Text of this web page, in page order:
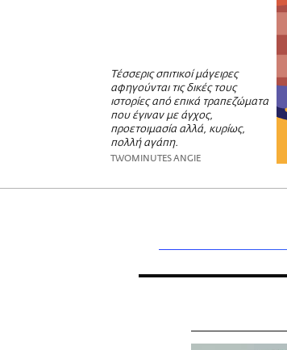
Τέσσερις σπιτικοί μάγειρες
αφηγούνται τις δικές τους
ιστορίες από επικά τραπεζώματα
που έγιναν με άγχος,
προετοιμασία αλλά, κυρίως,
πολλή αγάπη.
TWOMINUTES ANGIE